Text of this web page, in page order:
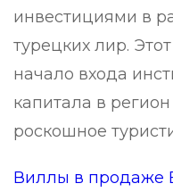
инвестициями в
турецких лир.
начало входа
капитала в
роскошное
Виллы в продаже